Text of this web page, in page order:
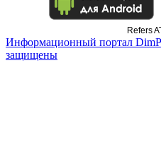
Refers
Информационный портал
защищены